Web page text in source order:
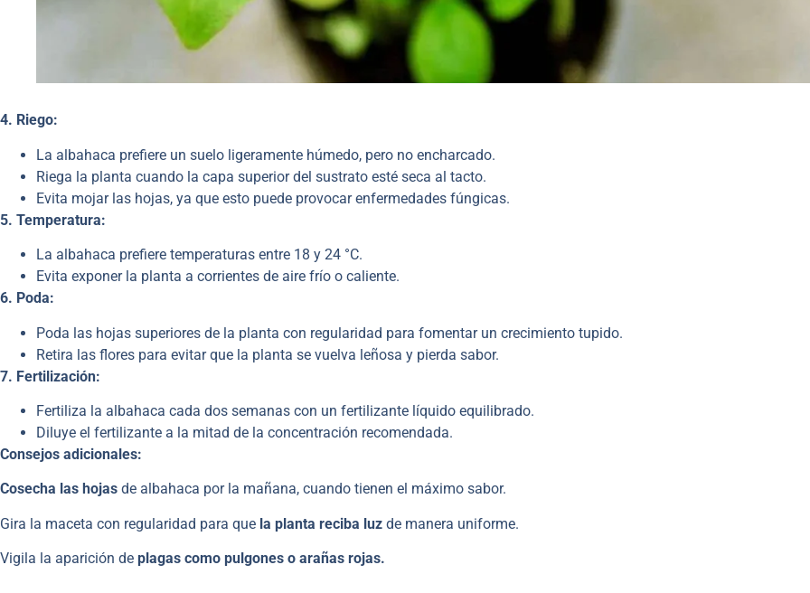
4. Riego:
La albahaca prefiere un suelo ligeramente húmedo, pero no encharcado.
Riega la planta cuando la capa superior del sustrato esté seca al tacto.
Evita mojar las hojas, ya que esto puede provocar enfermedades fúngicas.
5. Temperatura:
La albahaca prefiere temperaturas entre 18 y 24 °C.
Evita exponer la planta a corrientes de aire frío o caliente.
6. Poda:
Poda las hojas superiores de la planta con regularidad para fomentar un crecimiento tupido.
Retira las flores para evitar que la planta se vuelva leñosa y pierda sabor.
7. Fertilización:
Fertiliza la albahaca cada dos semanas con un fertilizante líquido equilibrado.
Diluye el fertilizante a la mitad de la concentración recomendada.
Consejos adicionales:
Cosecha las hojas de albahaca por la mañana, cuando tienen el máximo sabor.
Gira la maceta con regularidad para que la planta reciba luz de manera uniforme.
Vigila la aparición de plagas como pulgones o arañas rojas.